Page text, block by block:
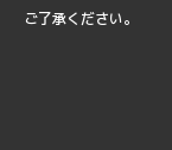
ご了承ください。